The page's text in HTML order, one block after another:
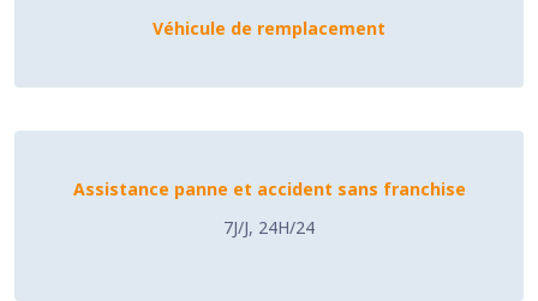
Véhicule de remplacement
Assistance panne et accident sans franchise
7J/J, 24H/24